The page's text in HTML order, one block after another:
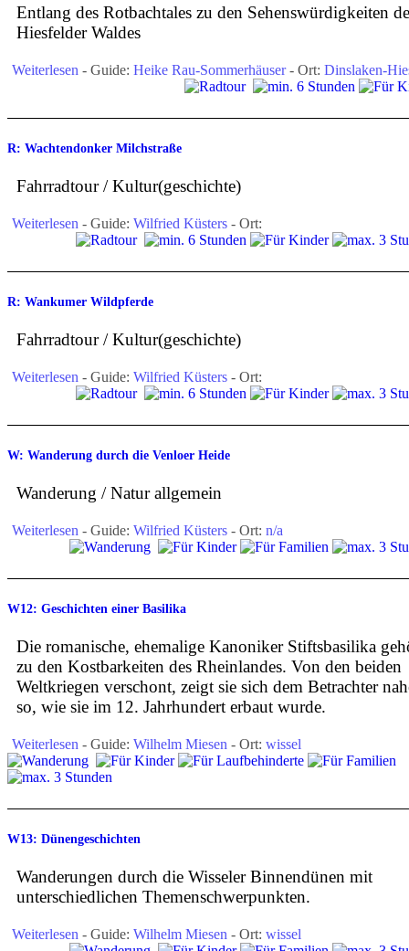
Entlang des Rotbachtales zu den Sehenswürdigkeiten
Hiesfelder Waldes
Weiterlesen - Guide: Heike Rau-Sommerhäuser- Ort: Dinslaken-
R: Wachtendonker Milchstraße
Fahrradtour / Kultur(geschichte)
Weiterlesen - Guide: Wilfried Küsters - Ort:
R: Wankumer Wildpferde
Fahrradtour / Kultur(geschichte)
Weiterlesen - Guide: Wilfried Küsters - Ort:
W: Wanderung durch die Venloer Heide
Wanderung / Natur allgemein
Weiterlesen - Guide: Wilfried Küsters - Ort: n/a
W12: Geschichten einer Basilika
Die romanische, ehemalige Kanoniker Stiftsbasilika
zu den Kostbarkeiten des Rheinlandes. Von den beiden
Weltkriegen verschont, zeigt sie sich dem Betrachter
so, wie sie im 12. Jahrhundert erbaut wurde.
Weiterlesen - Guide: Wilhelm Miesen - Ort: wissel
W13: Dünengeschichten
Wanderungen durch die Wisseler Binnendünen mit
unterschiedlichen Themenschwerpunkten.
Weiterlesen - Guide: Wilhelm Miesen - Ort: wissel